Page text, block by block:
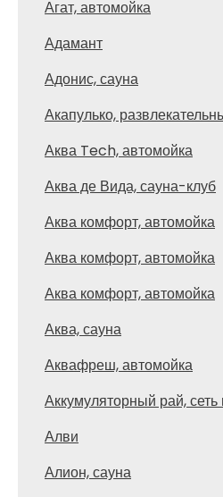
Агат, автомойка
Адамант
Адонис, сауна
Акапулько,
Аква Tech, автомойка
Аква де Вида, сауна-клуб
Аква комфорт, автомойка
Аква комфорт, автомойка
Аква комфорт, автомойка
Аква, сауна
Аквафреш, автомойка
Аккумуляторный рай, сеть
Алви
Алион, сауна